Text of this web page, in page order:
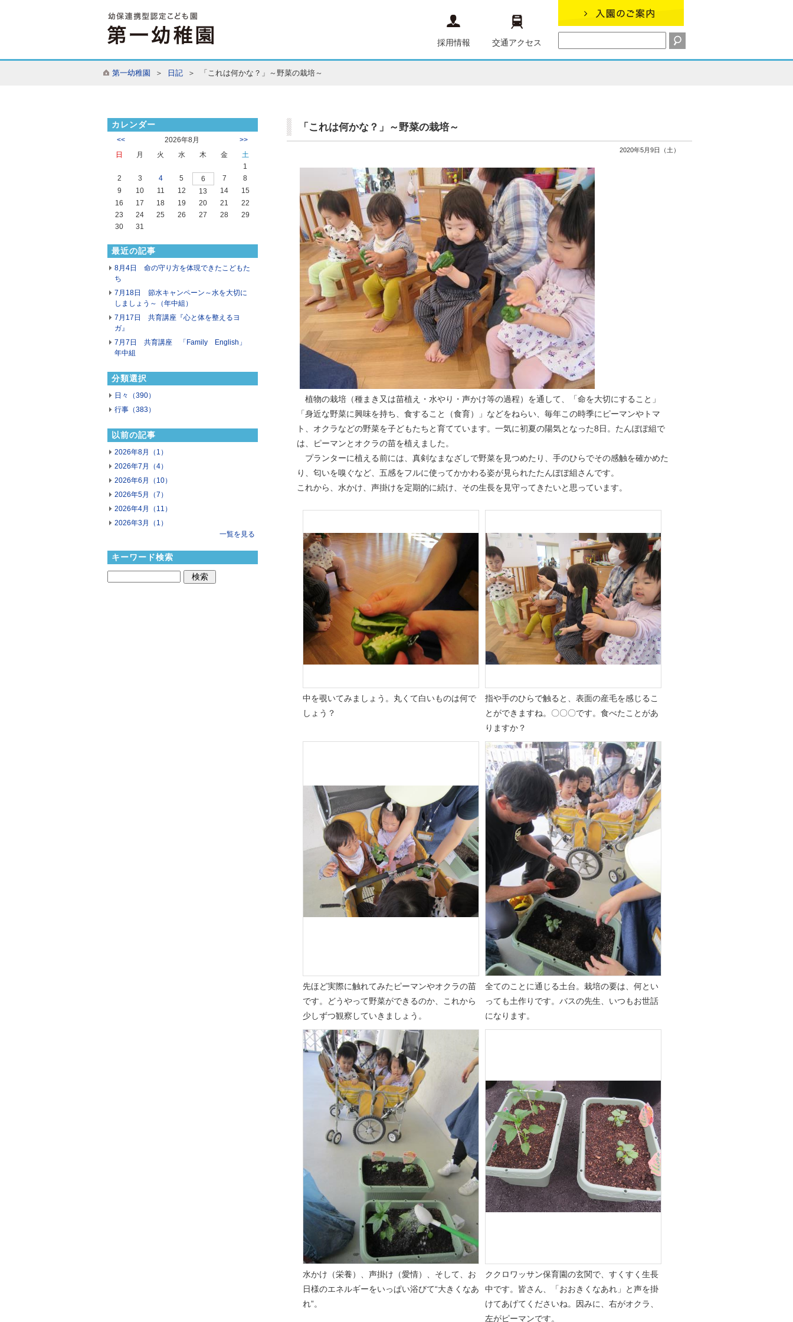
採用情報 交通アクセス
第一幼稚園 ＞ 日記＞ 「これは何かな？」～野菜の栽培～
カレンダー
<< 2026年8月 >>
日 月 火 水 木 金
土
1
2
3 4 5 6 7
8
9
10 11 12 13 14
15
16
17 18 19 20 21
22
23
24 25 26 27 28
29
30
31
最近の記事
8月4日 命の守り方を体現できたこどもた
ち
7月18日 節水キャンペーン～水を大切に
しましょう～（年中組）
7月17日 共育講座『心と体を整えるヨ
ガ』
7月7日 共育講座 「Family English」
年中組
分類選択
日々（390）
行事（383）
以前の記事
2026年8月（1）
2026年7月（4）
2026年6月（10）
2026年5月（7）
2026年4月（11）
2026年3月（1）
一覧を見る
キーワード検索
「これは何かな？」～野菜の栽培～
2020年5月9日（土）
植物の栽培（種まき又は苗植え・水やり・声かけ等の過程）を通して、「命を大切にすること」
「身近な野菜に興味を持ち、食すること（食育）」などをねらい、毎年この時季にピーマンやトマ
ト、オクラなどの野菜を子どもたちと育てています。一気に初夏の陽気となった8日。たんぽぽ組で
は、ピーマンとオクラの苗を植えました。
プランターに植える前には、真剣なまなざしで野菜を見つめたり、手のひらでその感触を確かめた
り、匂いを嗅ぐなど、五感をフルに使ってかかわる姿が見られたたんぽぽ組さんです。
これから、水かけ、声掛けを定期的に続け、その生長を見守ってきたいと思っています。
中を覗いてみましょう。丸くて白いものは何で
しょう？
指や手のひらで触ると、表面の産毛を感じるこ
とができますね。〇〇〇です。食べたことがあ
りますか？
先ほど実際に触れてみたピーマンやオクラの苗
です。どうやって野菜ができるのか、これから
少しずつ観察していきましょう。
全てのことに通じる土台。栽培の要は、何とい
っても土作りです。バスの先生、いつもお世話
になります。
水かけ（栄養）、声掛け（愛情）、そして、お
日様のエネルギーをいっぱい浴びて“大きくなあ
れ”。
ククロワッサン保育園の玄関で、すくすく生長
中です。皆さん、「おおきくなあれ」と声を掛
けてあげてくださいね。因みに、右がオクラ、
左がピーマンです。